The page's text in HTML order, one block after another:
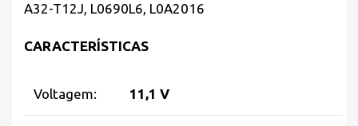
A32-T12J, L0690L6, L0A2016
CARACTERÍSTICAS
Voltagem: 11,1 V